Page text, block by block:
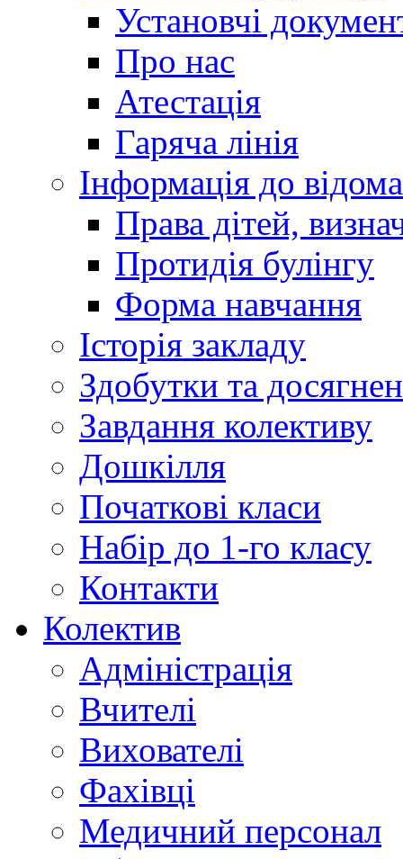
Установчі
Про нас
Атестація
Гаряча лінія
Інформація до відома
Права дітей,
Протидія булінгу
Форма навчання
Історія закладу
Здобутки та
Завдання колективу
Дошкілля
Початкові класи
Набір до 1-го класу
Контакти
Колектив
Адміністрація
Вчителі
Вихователі
Фахівці
Медичний персонал